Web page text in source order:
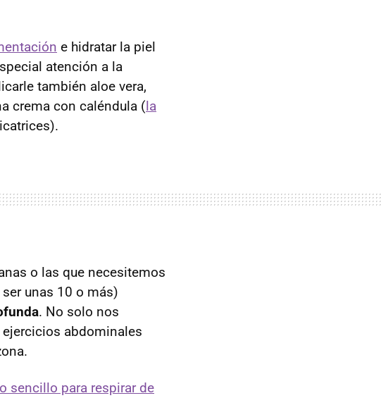
e hidratar la piel
atención a la
también aloe vera,
crema con caléndula (la
o las que necesitemos
unas 10 o más)
. No solo nos
ejercicios abdominales
sencillo para respirar de